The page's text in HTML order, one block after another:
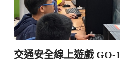
交通安全線上遊戲 GO-1